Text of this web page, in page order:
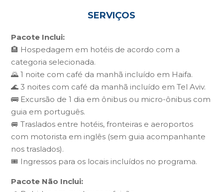
SERVIÇOS
Pacote Inclui:
🏨 Hospedagem em hotéis de acordo com a
categoria selecionada.
🌄 1 noite com café da manhã incluído em Haifa.
🌊 3 noites com café da manhã incluído em Tel Aviv.
🚌 Excursão de 1 dia em ônibus ou micro-ônibus com
guia em português.
🚐 Traslados entre hotéis, fronteiras e aeroportos
com motorista em inglês (sem guia acompanhante
nos traslados).
🎟️ Ingressos para os locais incluídos no programa.
Pacote Não Inclui: